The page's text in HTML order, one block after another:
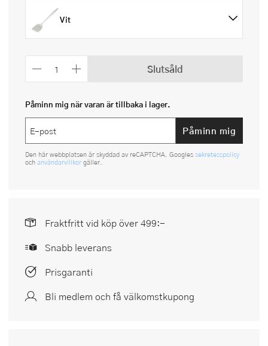
Vit
Slutsåld
Påminn mig när varan är tillbaka i lager.
Påminn mig
Den här webbplatsen är skyddad av reCAPTCHA. Googles sekretesspolicy
och användarvillkor gäller.
Fraktfritt vid köp över 499:-
Snabb leverans
Prisgaranti
Bli medlem och få välkomstkupong